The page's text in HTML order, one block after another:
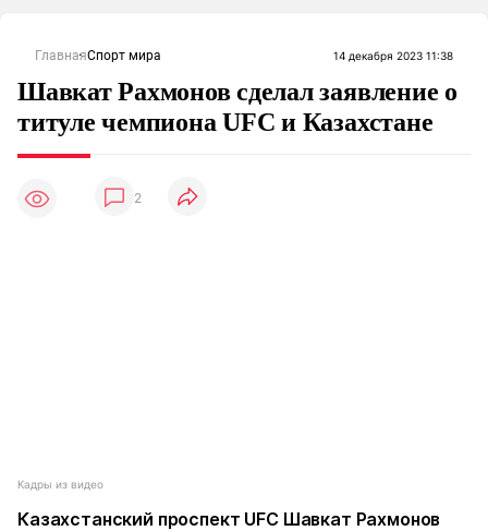
ГлавнаяСпорт мира 14 декабря 2023 11:38
Шавкат Рахмонов сделал заявление о
титуле чемпиона UFC и Казахстане
2
Кадры из видео
Казахстанский проспект UFC Шавкат Рахмонов